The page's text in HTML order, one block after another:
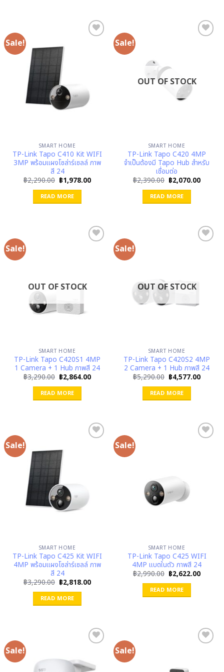
Sale!
SMART HOME
TP-Link Tapo C410 Kit WIFI
3MP พร้อมแผงโซล่าร์เซลล์ ภาพ
สี 24
฿2,290.00 Original
price
was:
฿2,290.00.
฿1,978.00Current
READ MORE
Sale!
OUT OF STOCK
SMART HOME
TP-Link Tapo C420 4MP
จำเป็นต้องมี Tapo Hub สำหรับ
เชื่อมต่อ
฿2,390.00 Original
price
was:
฿2,390.00.
฿2,070.00Current
READ MORE
Sale!
OUT OF STOCK
SMART HOME
TP-Link Tapo C420S1 4MP
1 Camera + 1 Hub ภาพสี 24
฿3,290.00 Original
price
was:
฿3,290.00.
฿2,864.00Current
READ MORE
Sale!
OUT OF STOCK
SMART HOME
TP-Link Tapo C420S2 4MP
2 Camera + 1 Hub ภาพสี 24
฿5,290.00 Original
price
was:
฿5,290.00.
฿4,577.00Current
READ MORE
Sale!
SMART HOME
TP-Link Tapo C425 Kit WIFI
4MP พร้อมแผงโซล่าร์เซลล์ ภาพ
สี 24
฿3,290.00 Original
price
was:
฿3,290.00.
฿2,818.00Current
READ MORE
Sale!
SMART HOME
TP-Link Tapo C425 WIFI
4MP แบตในตัว ภาพสี 24
฿2,990.00 Original
price
was:
฿2,990.00.
฿2,622.00Current
READ MORE
Sale! Sale!